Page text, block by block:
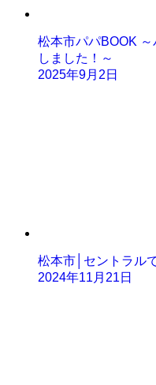
松本市パパBOOK
しました！～
2025年9月2日
松本市│セントラル
2024年11月21日